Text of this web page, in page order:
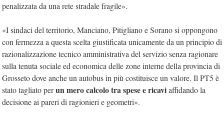
penalizzata da una rete stradale fragile».
«I sindaci del territorio, Manciano, Pitigliano e Sorano si oppongono
con fermezza a questa scelta giustificata unicamente da un principio di
razionalizzazione tecnico amministrativa del servizio senza ragionare
sulla tenuta sociale ed economica delle zone interne della provincia di
Grosseto dove anche un autobus in più costituisce un valore. Il PT5 è
stato tagliato perun mero calcolo tra spese e ricaviaffidando la
decisione ai pareri di ragionieri e geometri».